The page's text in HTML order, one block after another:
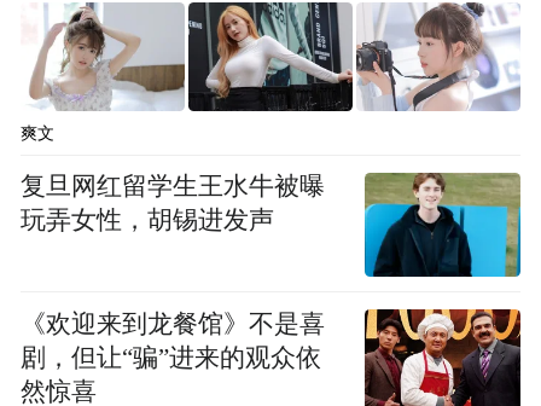
爽文
复旦网红留学生王水牛被曝
玩弄女性，胡锡进发声
《欢迎来到龙餐馆》不是喜
剧，但让“骗”进来的观众依
然惊喜